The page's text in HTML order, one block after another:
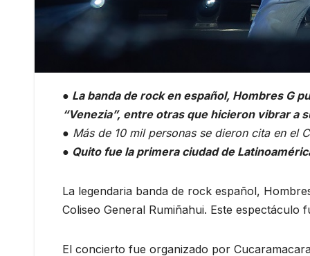
● La banda de rock en español, Hombres G
“Venezia”, entre otras que hicieron vibrar a
● Más de 10 mil personas se dieron cita en el
● Quito fue la primera ciudad de
La legendaria banda de rock español,
Coliseo General Rumiñahui. Este
El concierto fue organizado por